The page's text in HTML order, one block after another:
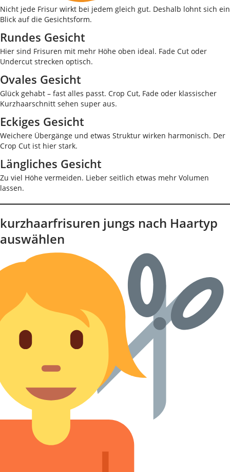
Nicht jede Frisur wirkt bei jedem gleich gut. Deshalb lohnt sich ein
Blick auf die Gesichtsform.
Rundes Gesicht
Hier sind Frisuren mit mehr Höhe oben ideal. Fade Cut oder
Undercut strecken optisch.
Ovales Gesicht
Glück gehabt – fast alles passt. Crop Cut, Fade oder klassischer
Kurzhaarschnitt sehen super aus.
Eckiges Gesicht
Weichere Übergänge und etwas Struktur wirken harmonisch. Der
Crop Cut ist hier stark.
Längliches Gesicht
Zu viel Höhe vermeiden. Lieber seitlich etwas mehr Volumen
lassen.
kurzhaarfrisuren jungs nach Haartyp
auswählen